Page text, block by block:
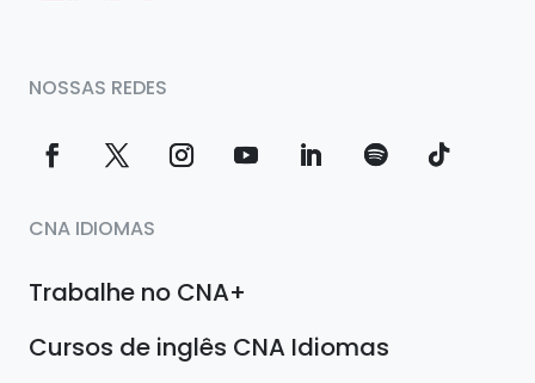
NOSSAS REDES
CNA IDIOMAS
Trabalhe no CNA+
Cursos de inglês CNA Idiomas